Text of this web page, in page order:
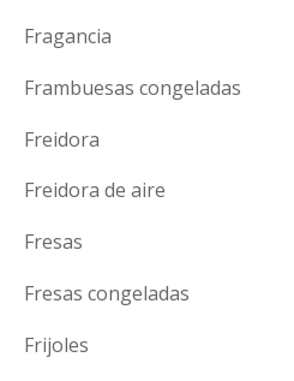
Fragancia
Frambuesas congeladas
Freidora
Freidora de aire
Fresas
Fresas congeladas
Frijoles